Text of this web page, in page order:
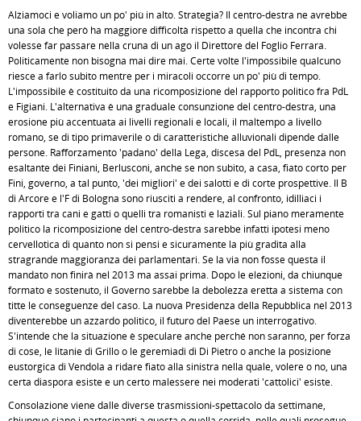
Alziamoci e voliamo un po' più in alto. Strategia? Il centro-destra ne avrebbe
una sola che però ha maggiore difficoltà rispetto a quella che incontra chi
volesse far passare nella cruna di un ago il Direttore del Foglio Ferrara.
Politicamente non bisogna mai dire mai. Certe volte l'impossibile qualcuno
riesce a farlo subito mentre per i miracoli occorre un po' più di tempo.
L'impossibile è costituito da una ricomposizione del rapporto politico fra PdL
e Figiani. L'alternativa è una graduale consunzione del centro-destra, una
erosione più accentuata ai livelli regionali e locali, il maltempo a livello
romano, se di tipo primaverile o di caratteristiche alluvionali dipende dalle
persone. Rafforzamento 'padano' della Lega, discesa del PdL, presenza non
esaltante dei Finiani, Berlusconi, anche se non subito, a casa, fiato corto per
Fini, governo, a tal punto, 'dei migliori' e dei salotti e di corte prospettive. Il B
di Arcore e l'F di Bologna sono riusciti a rendere, al confronto, idilliaci i
rapporti tra cani e gatti o quelli tra romanisti e laziali. Sul piano meramente
politico la ricomposizione del centro-destra sarebbe infatti ipotesi meno
cervellotica di quanto non si pensi e sicuramente la più gradita alla
stragrande maggioranza dei parlamentari. Se la via non fosse questa il
mandato non finirà nel 2013 ma assai prima. Dopo le elezioni, da chiunque
formato e sostenuto, il Governo sarebbe la debolezza eretta a sistema con
titte le conseguenze del caso. La nuova Presidenza della Repubblica nel 2013
diventerebbe un azzardo politico, il futuro del Paese un interrogativo.
S'intende che la situazione è speculare anche perché non saranno, per forza
di cose, le litanie di Grillo o le geremiadi di Di Pietro o anche la posizione
eustorgica di Vendola a ridare fiato alla sinistra nella quale, volere o no, una
certa diaspora esiste e un certo malessere nei moderati 'cattolici' esiste.
Consolazione viene dalle diverse trasmissioni-spettacolo da settimane,